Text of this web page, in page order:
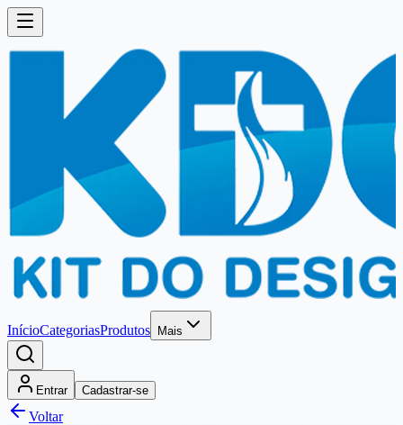
InícioCategoriasProdutos Mais
Entrar Cadastrar-se
Voltar